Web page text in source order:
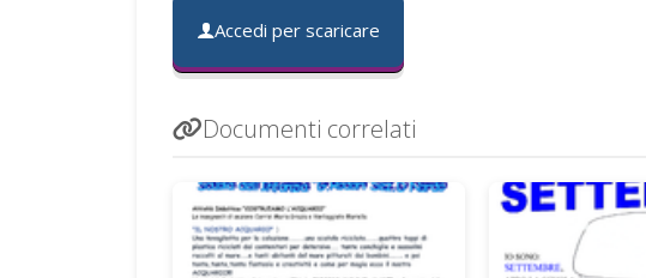
Accedi per scaricare
Documenti correlati